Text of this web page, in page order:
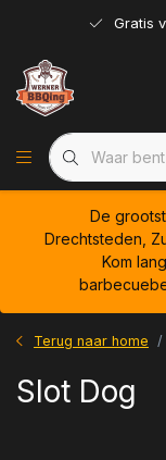
Gratis
De
Drechtsteden,
Kom
Terug naar home
Slot Dog